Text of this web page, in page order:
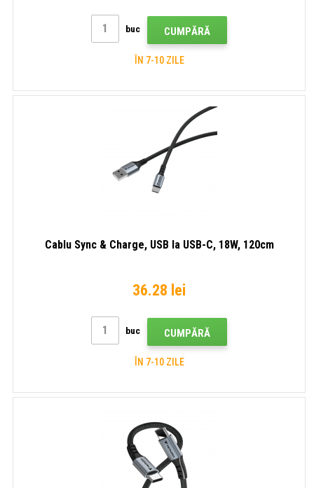
buc CUMPĂRĂ
ÎN 7-10 ZILE
Cablu Sync & Charge, USB la USB-C, 18W, 120cm
36.28 lei
buc CUMPĂRĂ
ÎN 7-10 ZILE